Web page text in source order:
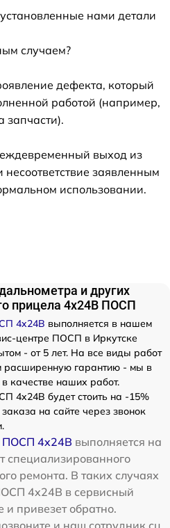
нами детали
случаем?
дефекта, который
работой (например,
запчасти).
выход из
несоответствие заявленным
использовании.
и других
прицела 4x24B ПОСП
4x24B выполняется в нашем
центре ПОСП в Иркутске
- от 5 лет. На все виды работ
расширенную гарантию - мы в
качестве наших работ.
4x24B будет стоить на -15%
на сайте через звонок
ПОСП 4x24B выполняется на
специализированного
ремонта. В таких случаях
4x24B в сервисный
привезет обратно.